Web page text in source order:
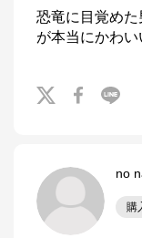
恐竜に目覚め
が本当にかわい
no
購